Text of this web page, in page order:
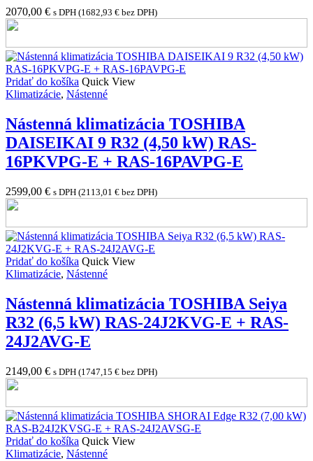
2070,00 € s DPH (1682,93 € bez DPH)
Pridať do košíka Quick View
Klimatizácie, Nástenné
Nástenná klimatizácia TOSHIBA
DAISEIKAI 9 R32 (4,50 kW) RAS-
16PKVPG-E + RAS-16PAVPG-E
2599,00 € s DPH (2113,01 € bez DPH)
Pridať do košíka Quick View
Klimatizácie, Nástenné
Nástenná klimatizácia TOSHIBA Seiya
R32 (6,5 kW) RAS-24J2KVG-E + RAS-
24J2AVG-E
2149,00 € s DPH (1747,15 € bez DPH)
Pridať do košíka Quick View
Klimatizácie, Nástenné